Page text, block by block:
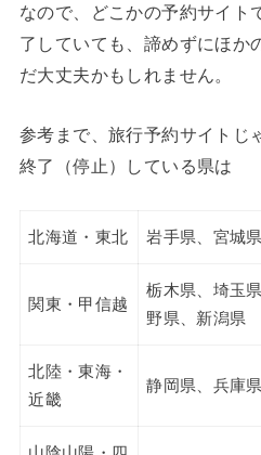
なので、どこかの予約サイト
了していても、諦めずにほか
だ大丈夫かもしれません。
参考まで、旅行予約サイトじ
終了（停止）している県は
北海道・東北 岩手県、宮城
関東・甲信越
栃木県、埼玉
野県、新潟県
北陸・東海・
近畿
静岡県、兵庫県